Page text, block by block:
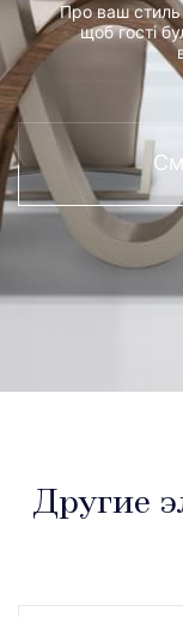
Про ваш стиль
щоб гості
Другие